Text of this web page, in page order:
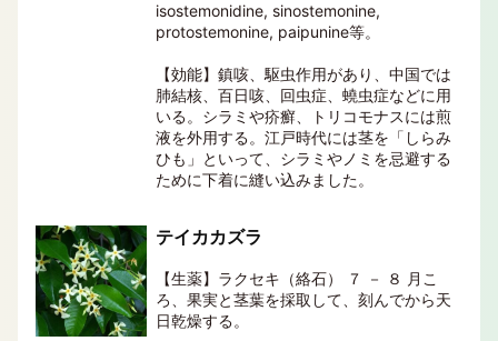
isostemonidine, sinostemonine,
protostemonine, paipunine等。
【効能】鎮咳、駆虫作用があり、中国では
肺結核、百日咳、回虫症、蟯虫症などに用
いる。シラミや疥癬、トリコモナスには煎
液を外用する。江戸時代には茎を「しらみ
ひも」といって、シラミやノミを忌避する
ために下着に縫い込みました。
テイカカズラ
【生薬】ラクセキ（絡石） ７ － ８ 月こ
ろ、果実と茎葉を採取して、刻んでから天
日乾燥する。